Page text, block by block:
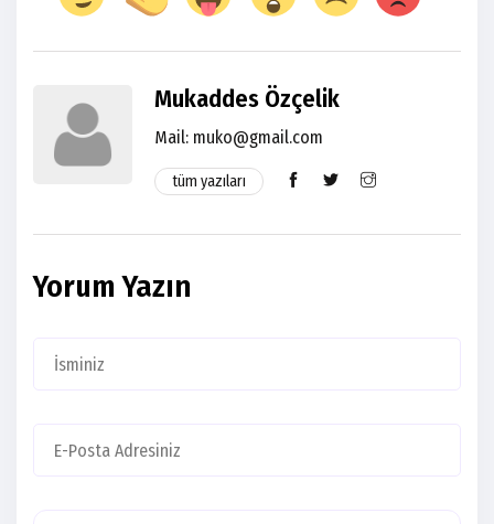
Mukaddes Özçelik
Mail: muko@gmail.com
tüm yazıları
Yorum Yazın